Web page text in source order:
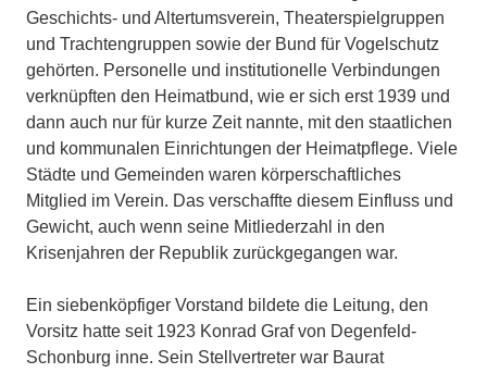
Geschichts- und Altertumsverein, Theaterspielgruppen
und Trachtengruppen sowie der Bund für Vogelschutz
gehörten. Personelle und institutionelle Verbindungen
verknüpften den Heimatbund, wie er sich erst 1939 und
dann auch nur für kurze Zeit nannte, mit den staatlichen
und kommunalen Einrichtungen der Heimatpflege. Viele
Städte und Gemeinden waren körperschaftliches
Mitglied im Verein. Das verschaffte diesem Einfluss und
Gewicht, auch wenn seine Mitliederzahl in den
Krisenjahren der Republik zurückgegangen war.
Ein siebenköpfiger Vorstand bildete die Leitung, den
Vorsitz hatte seit 1923 Konrad Graf von Degenfeld-
Schonburg inne. Sein Stellvertreter war Baurat